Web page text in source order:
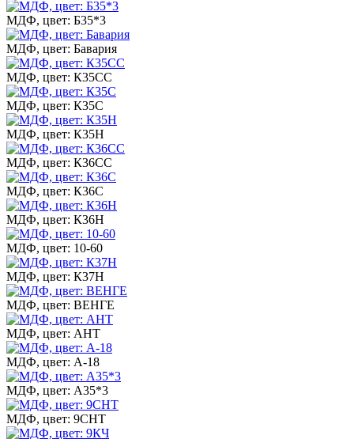
МДФ, цвет: Б35*3
МДФ, цвет: Бавария
МДФ, цвет: К35СС
МДФ, цвет: К35С
МДФ, цвет: К35Н
МДФ, цвет: К36СС
МДФ, цвет: К36С
МДФ, цвет: К36Н
МДФ, цвет: 10-60
МДФ, цвет: К37Н
МДФ, цвет: ВЕНГЕ
МДФ, цвет: АНТ
МДФ, цвет: А-18
МДФ, цвет: А35*3
МДФ, цвет: 9СНТ